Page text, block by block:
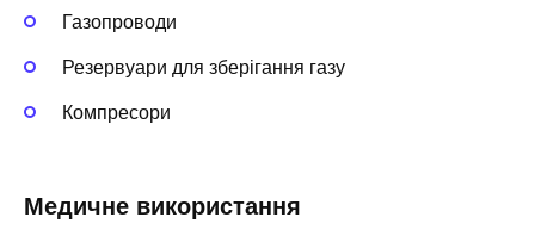
Газопроводи
Резервуари для зберігання газу
Компресори
Медичне використання